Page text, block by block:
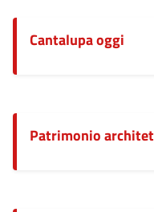
Cantalupa oggi
Patrimonio